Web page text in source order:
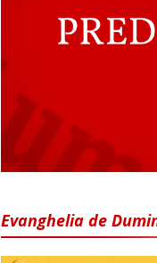
Evanghelia de